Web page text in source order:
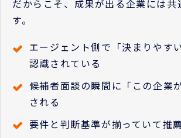
だからこそ、成果が出る企業には共
す。
エージェント側で「決まりやす
認識されている
候補者面談の瞬間に「この企業
される
要件と判断基準が揃っていて推